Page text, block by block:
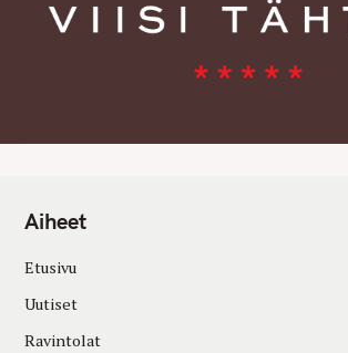
Aiheet
Etusivu
Uutiset
Ravintolat